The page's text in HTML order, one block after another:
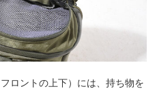
ロントの上下）には、持ち物を